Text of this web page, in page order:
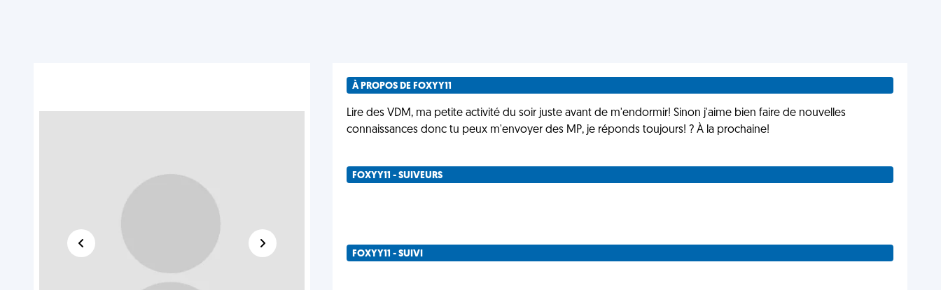
À PROPOS DE FOXYY11
Lire des VDM, ma petite activité du soir juste avant de m'endormir! Sinon j'aime bien faire de nouvelles
connaissances donc tu peux m'envoyer des MP, je réponds toujours! ? À la prochaine!
FOXYY11 - SUIVEURS
FOXYY11 - SUIVI